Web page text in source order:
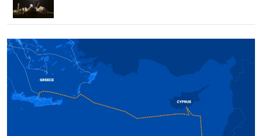
ξενοδοχεία – Τι λένε ΣΤΕΚ και ΠΑΣΥΞΕ για το
2027
Κόσμος 05-08-2026
Γιεν-δολάριο: Το επίπεδο που αποτελεί το νέο
κριτήριο της πορείας του ιαπωνικού νομίσματος